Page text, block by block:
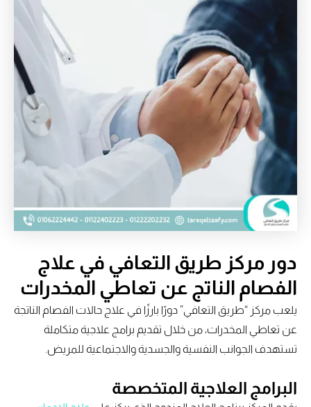
دور مركز طريق التعافي في علاج
الفصام الناتج عن تعاطي المخدرات
يلعب مركز “طريق التعافي” دورًا بارزًا في علاج حالات الفصام الناتجة
عن تعاطي المخدرات، من خلال تقديم برامج علاجية متكاملة
تستهدف الجوانب النفسية والجسدية والاجتماعية للمريض.
البرامج العلاجية المتخصصة